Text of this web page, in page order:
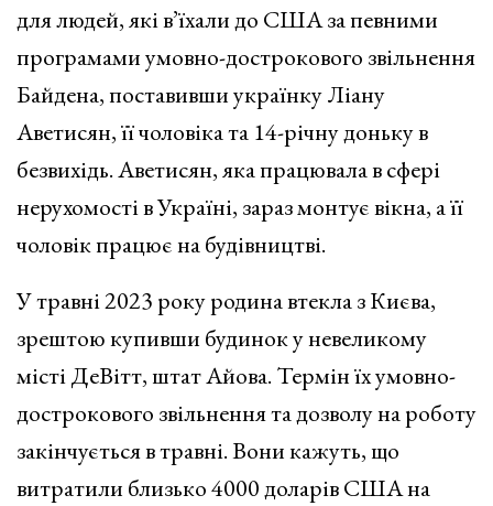
для людей, які в’їхали до США за певними
програмами умовно-дострокового звільнення
Байдена, поставивши українку Ліану
Аветисян, її чоловіка та 14-річну доньку в
безвихідь. Аветисян, яка працювала в сфері
нерухомості в Україні, зараз монтує вікна, а її
чоловік працює на будівництві.
У травні 2023 року родина втекла з Києва,
зрештою купивши будинок у невеликому
місті ДеВітт, штат Айова. Термін їх умовно-
дострокового звільнення та дозволу на роботу
закінчується в травні. Вони кажуть, що
витратили близько 4000 доларів США на